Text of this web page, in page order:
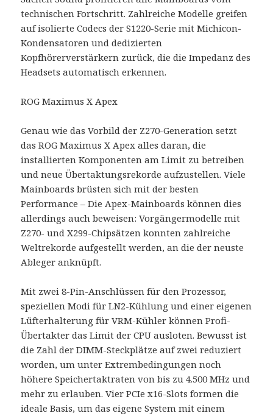
technischen Fortschritt. Zahlreiche Modelle greifen
auf isolierte Codecs der S1220-Serie mit Michicon-
Kondensatoren und dedizierten
Kopfhörerverstärkern zurück, die die Impedanz des
Headsets automatisch erkennen.
ROG Maximus X Apex
Genau wie das Vorbild der Z270-Generation setzt
das ROG Maximus X Apex alles daran, die
installierten Komponenten am Limit zu betreiben
und neue Übertaktungsrekorde aufzustellen. Viele
Mainboards brüsten sich mit der besten
Performance – Die Apex-Mainboards können dies
allerdings auch beweisen: Vorgängermodelle mit
Z270- und X299-Chipsätzen konnten zahlreiche
Weltrekorde aufgestellt werden, an die der neuste
Ableger anknüpft.
Mit zwei 8-Pin-Anschlüssen für den Prozessor,
speziellen Modi für LN2-Kühlung und einer eigenen
Lüfterhalterung für VRM-Kühler können Profi-
Übertakter das Limit der CPU ausloten. Bewusst ist
die Zahl der DIMM-Steckplätze auf zwei reduziert
worden, um unter Extrembedingungen noch
höhere Speichertaktraten von bis zu 4.500 MHz und
mehr zu erlauben. Vier PCIe x16-Slots formen die
ideale Basis, um das eigene System mit einem